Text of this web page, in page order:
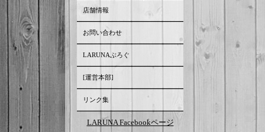
店舗情報
お問い合わせ
LARUNAぶろぐ
[運営本部]
リンク集
LARUNA Facebookページ